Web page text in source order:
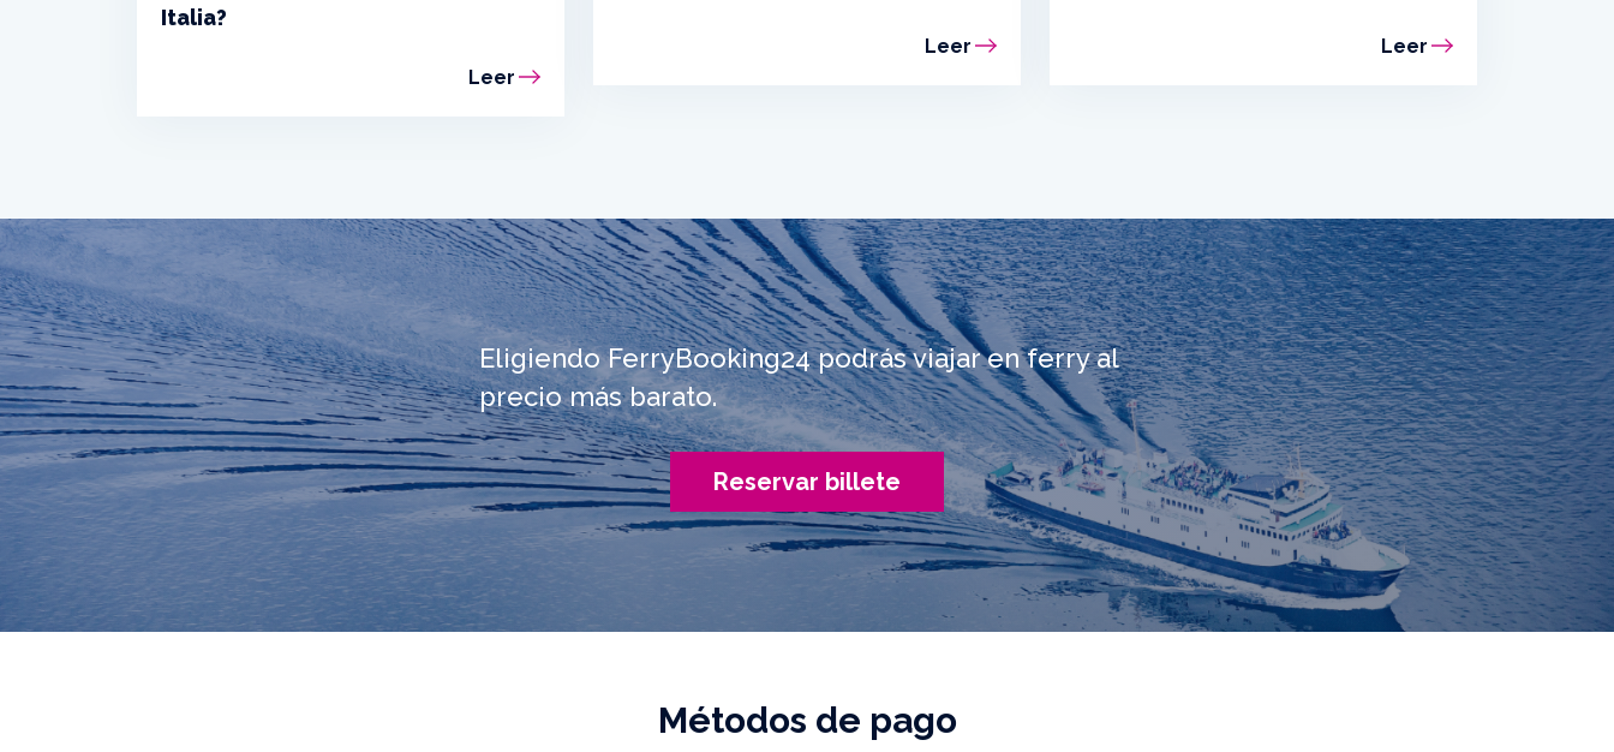
Italia?
Leer
Leer Leer
Eligiendo FerryBooking24 podrás viajar en ferry al
precio más barato.
Reservar billete
Métodos de pago